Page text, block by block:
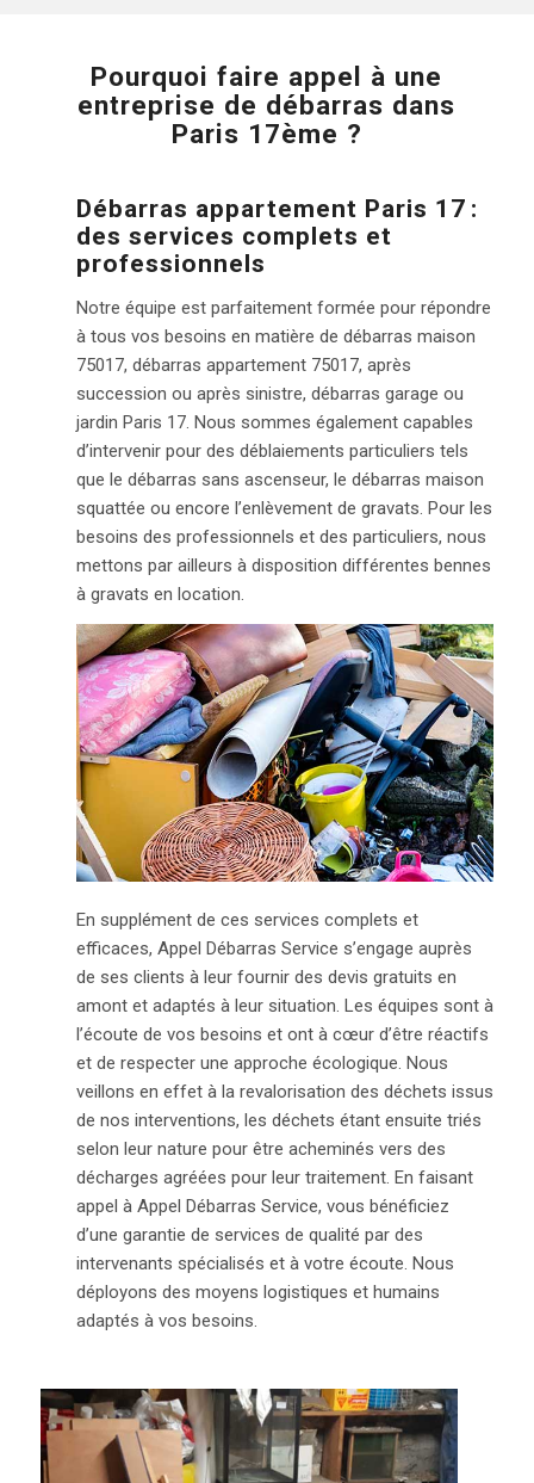
Pourquoi faire appel à une
entreprise de débarras dans
Paris 17ème ?
Débarras appartement Paris 17 :
des services complets et
professionnels
Notre équipe est parfaitement formée pour répondre
à tous vos besoins en matière de débarras maison
75017, débarras appartement 75017, après
succession ou après sinistre, débarras garage ou
jardin Paris 17. Nous sommes également capables
d’intervenir pour des déblaiements particuliers tels
que le débarras sans ascenseur, le débarras maison
squattée ou encore l’enlèvement de gravats. Pour les
besoins des professionnels et des particuliers, nous
mettons par ailleurs à disposition différentes bennes
à gravats en location.
En supplément de ces services complets et
efficaces, Appel Débarras Service s’engage auprès
de ses clients à leur fournir des devis gratuits en
amont et adaptés à leur situation. Les équipes sont à
l’écoute de vos besoins et ont à cœur d’être réactifs
et de respecter une approche écologique. Nous
veillons en effet à la revalorisation des déchets issus
de nos interventions, les déchets étant ensuite triés
selon leur nature pour être acheminés vers des
décharges agréées pour leur traitement. En faisant
appel à Appel Débarras Service, vous bénéficiez
d’une garantie de services de qualité par des
intervenants spécialisés et à votre écoute. Nous
déployons des moyens logistiques et humains
adaptés à vos besoins.